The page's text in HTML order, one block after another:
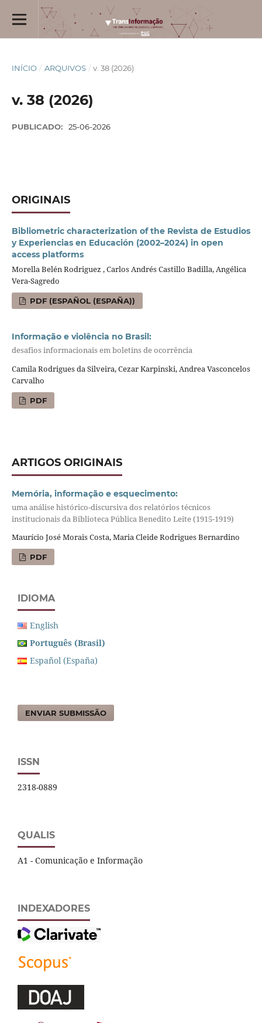
INÍCIO / ARQUIVOS / v. 38 (2026)
v. 38 (2026)
PUBLICADO: 25-06-2026
ORIGINAIS
Bibliometric characterization of the Revista de Estudios
y Experiencias en Educación (2002–2024) in open
access platforms
Morella Belén Rodriguez , Carlos Andrés Castillo Badilla, Angélica
Vera-Sagredo
PDF (ESPAÑOL (ESPAÑA))
Informação e violência no Brasil:
desafios informacionais em boletins de ocorrência
Camila Rodrigues da Silveira, Cezar Karpinski, Andrea Vasconcelos
Carvalho
PDF
ARTIGOS ORIGINAIS
Memória, informação e esquecimento:
uma análise histórico-discursiva dos relatórios técnicos
institucionais da Biblioteca Pública Benedito Leite (1915-1919)
Maurício José Morais Costa, Maria Cleide Rodrigues Bernardino
PDF
IDIOMA
English
Português (Brasil)
Español (España)
ENVIAR SUBMISSÃO
ISSN
2318-0889
QUALIS
A1 - Comunicação e Informação
INDEXADORES